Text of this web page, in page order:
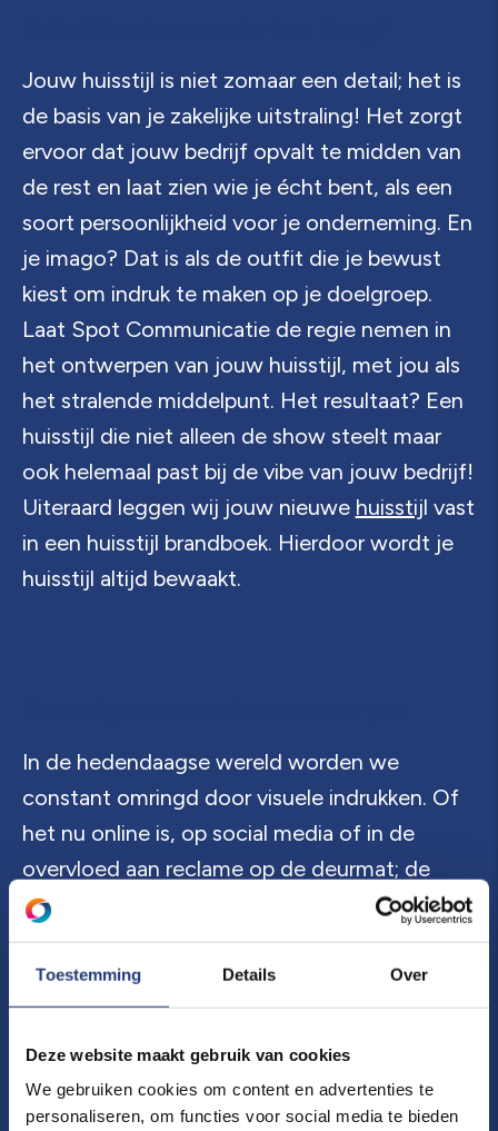
Toestemming Details Over
Deze website maakt gebruik van cookies
We gebruiken cookies om content en advertenties te
personaliseren, om functies voor social media te bieden
Jouw huisstijl is niet zomaar een detail; het is
de basis van je zakelijke uitstraling! Het zorgt
ervoor dat jouw bedrijf opvalt te midden van
de rest en laat zien wie je écht bent, als een
soort persoonlijkheid voor je onderneming. En
je imago? Dat is als de outfit die je bewust
kiest om indruk te maken op je doelgroep.
Laat Spot Communicatie de regie nemen in
het ontwerpen van jouw huisstijl, met jou als
het stralende middelpunt. Het resultaat? Een
huisstijl die niet alleen de show steelt maar
ook helemaal past bij de vibe van jouw bedrijf!
Uiteraard leggen wij jouw nieuwe huisstijl vast
in een huisstijl brandboek. Hierdoor wordt je
huisstijl altijd bewaakt.
In de hedendaagse wereld worden we
constant omringd door visuele indrukken. Of
het nu online is, op social media of in de
overvloed aan reclame op de deurmat; de
kracht van opvallend beeldmateriaal valt niet
te onderschatten. Wil jij uitblinken en je
onderscheiden van de rest, dan is het cruciaal
om te bepalen hoe je jouw bedrijf naar buiten
wilt presenteren. Bij Spot Communicatie
begrijpen we dit als geen ander en bieden we
jouw communicatie-uitingen een impactvolle